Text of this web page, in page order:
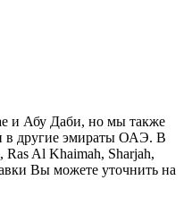
и Абу Даби, но мы также
в другие эмираты ОАЭ. В
Al Khaimah, Sharjah,
Вы можете уточнить на